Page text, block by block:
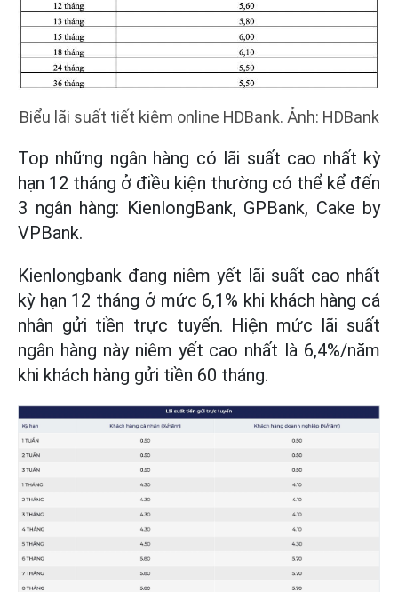
Biểu lãi suất tiết kiệm online HDBank. Ảnh: HDBank
Top những ngân hàng có lãi suất cao nhất kỳ
hạn 12 tháng ở điều kiện thường có thể kể đến
3 ngân hàng: KienlongBank, GPBank, Cake by
VPBank.
Kienlongbank đang niêm yết lãi suất cao nhất
kỳ hạn 12 tháng ở mức 6,1% khi khách hàng cá
nhân gửi tiền trực tuyến. Hiện mức lãi suất
ngân hàng này niêm yết cao nhất là 6,4%/năm
khi khách hàng gửi tiền 60 tháng.